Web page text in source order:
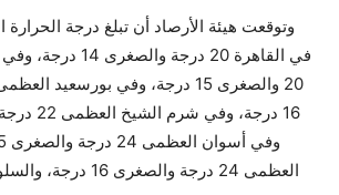
وتوقعت هيئة الأرصاد أن تبلغ درجة الحرارة
في القاهرة 20 درجة